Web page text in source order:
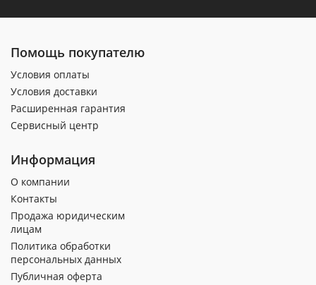
Помощь покупателю
Условия оплаты
Условия доставки
Расширенная гарантия
Сервисный центр
Информация
О компании
Контакты
Продажа юридическим
лицам
Политика обработки
персональных данных
Публичная оферта